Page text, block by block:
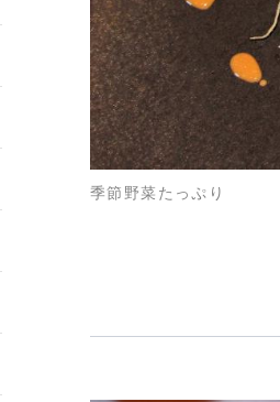
季節野菜たっぷり